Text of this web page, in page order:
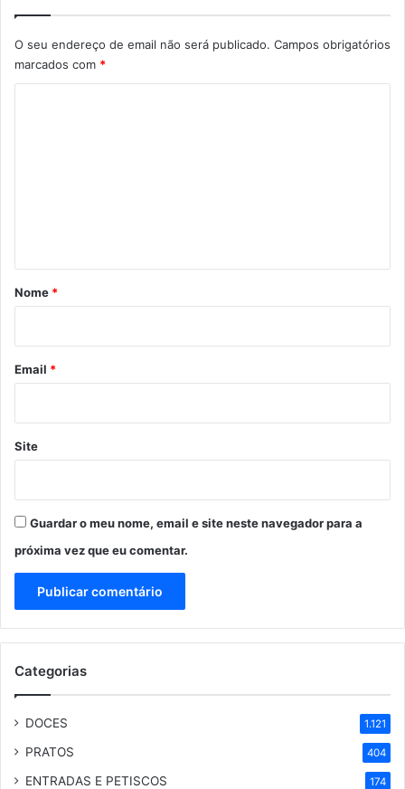
O seu endereço de email não será publicado. Campos obrigatórios
marcados com *
r
*
Nome *
Email *
Site
Guardar o meu nome, email e site neste navegador para a
próxima vez que eu comentar.
Categorias
DOCES 1.121
PRATOS 404
ENTRADAS E PETISCOS 174